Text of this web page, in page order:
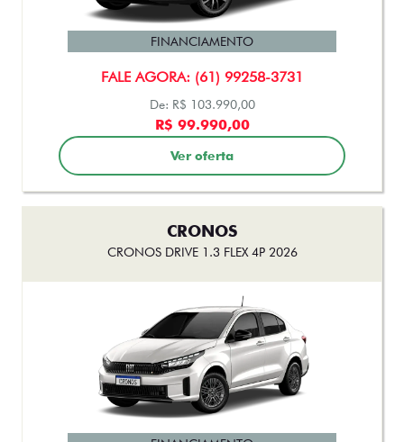
FALE AGORA: (61) 99258-3731
FINANCIAMENTO
De: R$ 103.990,00
R$ 99.990,00
Ver oferta
CRONOS
CRONOS DRIVE 1.3 FLEX 4P 2026